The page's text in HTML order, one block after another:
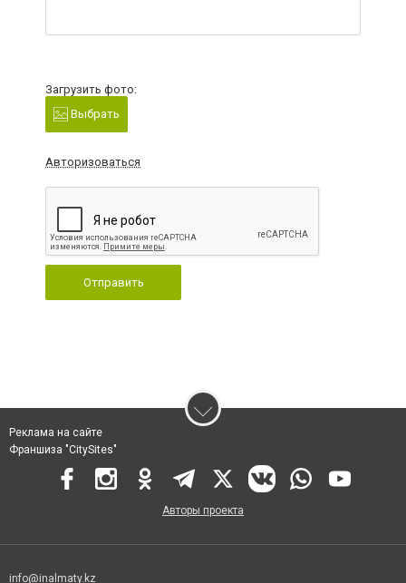
Загрузить фото:
Выбрать
Авторизоваться
Отправить
Реклама на сайте
Франшиза "CitySites"
Авторы проекта
info@inalmaty.kz